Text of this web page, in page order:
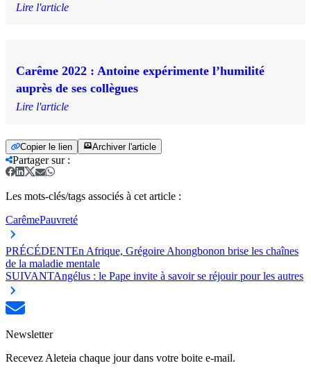
Lire l'article
Carême 2022 : Antoine expérimente l’humilité
auprès de ses collègues
Lire l'article
Copier le lien Archiver l'article
Partager sur:
Les mots-clés/tags associés à cet article :
CarêmePauvreté
PRÉCÉDENTEn Afrique, Grégoire Ahongbonon brise les chaînes
de la maladie mentale
SUIVANTAngélus : le Pape invite à savoir se réjouir pour les autres
Newsletter
Recevez Aleteia chaque jour dans votre boite e-mail.